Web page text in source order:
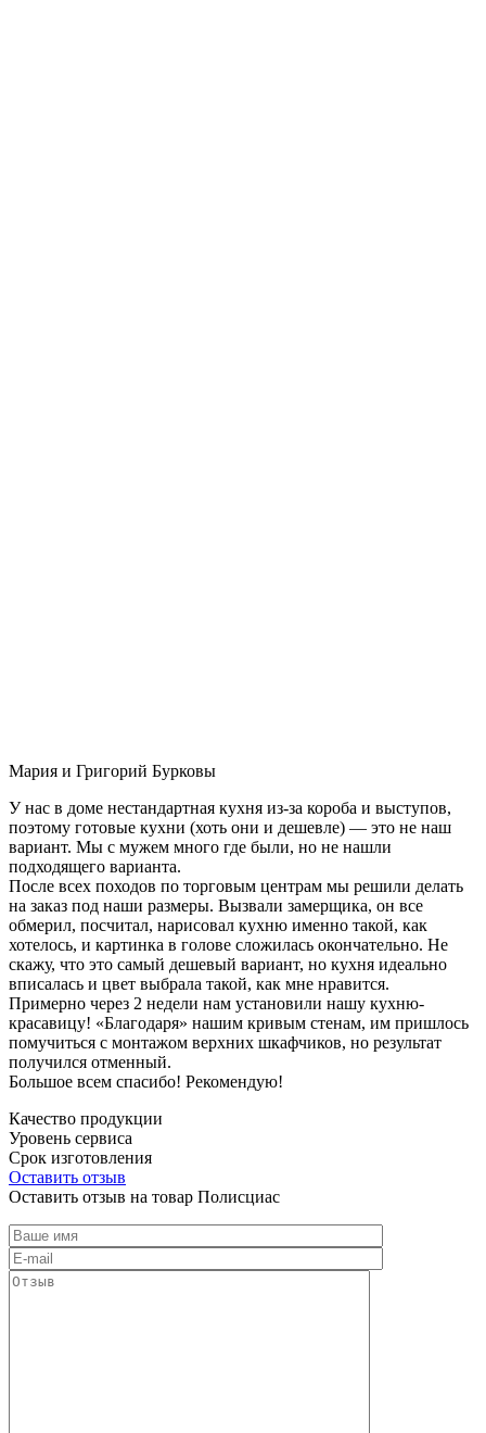
Мария и Григорий Бурковы
У нас в доме нестандартная кухня из-за короба и выступов,
поэтому готовые кухни (хоть они и дешевле) — это не наш
вариант. Мы с мужем много где были, но не нашли
подходящего варианта.
После всех походов по торговым центрам мы решили делать
на заказ под наши размеры. Вызвали замерщика, он все
обмерил, посчитал, нарисовал кухню именно такой, как
хотелось, и картинка в голове сложилась окончательно. Не
скажу, что это самый дешевый вариант, но кухня идеально
вписалась и цвет выбрала такой, как мне нравится.
Примерно через 2 недели нам установили нашу кухню-
красавицу! «Благодаря» нашим кривым стенам, им пришлось
помучиться с монтажом верхних шкафчиков, но результат
получился отменный.
Большое всем спасибо! Рекомендую!
Качество продукции
Уровень сервиса
Срок изготовления
Оставить отзыв
Оставить отзыв на товар Полисциас